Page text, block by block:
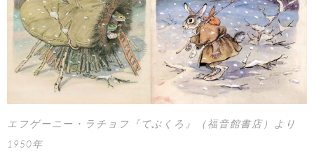
エフゲーニー・ラチョフ『てぶくろ』（福音館書店）より
1950年